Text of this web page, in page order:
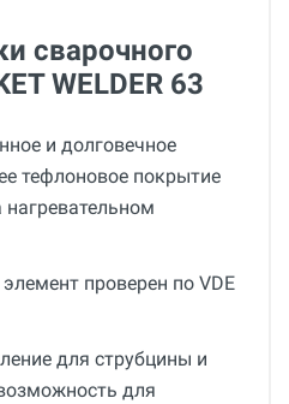
сварочного
WELDER 63
и долговечное
тефлоновое покрытие
нагревательном
проверен по VDE
для струбцины и
для